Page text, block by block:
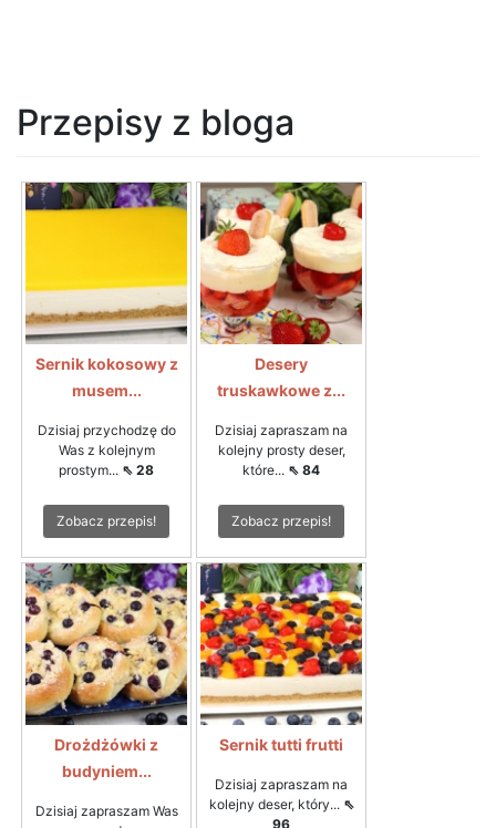
Przepisy z bloga
Sernik kokosowy z
musem...
Dzisiaj przychodzę do
Was z kolejnym
prostym... ⇖ 28
Zobacz przepis!
Desery
truskawkowe z...
Dzisiaj zapraszam na
kolejny prosty deser,
które... ⇖ 84
Zobacz przepis!
Drożdżówki z
budyniem...
Dzisiaj zapraszam Was
Sernik tutti frutti
Dzisiaj zapraszam na
kolejny deser, który... ⇖
96